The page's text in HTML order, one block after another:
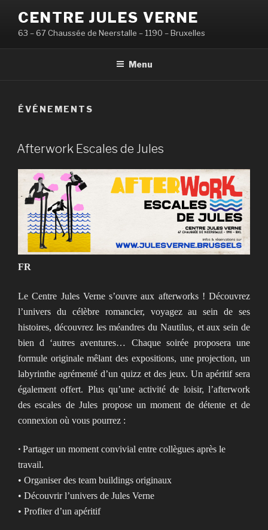
contenu
principal
CENTRE JULES VERNE
63 – 67 Chaussée de Neerstalle – 1190 – Bruxelles
Menu
ÉVÉNEMENTS
PUBLIÉ
LE
Afterwork Escales de Jules
FR
Le Centre Jules Verne s’ouvre aux afterworks ! Découvrez
l’univers du célèbre romancier, voyagez au sein de ses
histoires, découvrez les méandres du Nautilus, et aux sein de
bien d ‘autres aventures… Chaque soirée proposera une
formule originale mêlant des expositions, une projection, un
labyrinthe agrémenté d’un quizz et des jeux. Un apéritif sera
également offert. Plus qu’une activité de loisir, l’afterwork
des escales de Jules propose un moment de détente et de
connexion où vous pourrez :
• Partager un moment convivial entre collègues après le
travail.
• Organiser des team buildings originaux
• Découvrir l’univers de Jules Verne
• Profiter d’un apéritif